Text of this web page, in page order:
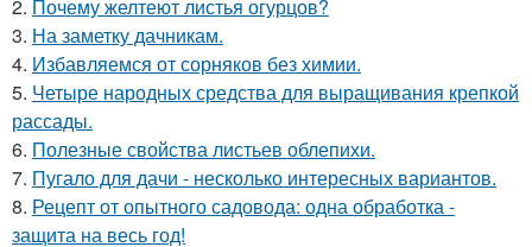
2. Почему желтеют листья огурцов?
3. На заметку дачникам.
4. Избавляемся от сорняков без химии.
5. Четыре народных средства для выращивания крепкой
рассады.
6. Полезные свойства листьев облепихи.
7. Пугало для дачи - несколько интересных вариантов.
8. Рецепт от опытного садовода: одна обработка -
защита на весь год!